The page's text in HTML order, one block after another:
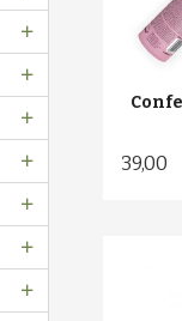
39,00